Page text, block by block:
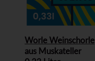
Worle Weinschorle
aus Muskateller